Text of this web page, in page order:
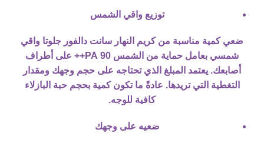
توزيع واقي الشمس
ضعي كمية مناسبة من كريم النهار سانت دالفور جلوتا واقي
شمسي بعامل حماية من الشمس 90 PA++ على أطراف
أصابعك. يعتمد المبلغ الذي تحتاجه على حجم وجهك ومقدار
التغطية التي تريدها. عادةً ما تكون كمية بحجم حبة البازلاء
كافية للوجه.
ضعيه على وجهك